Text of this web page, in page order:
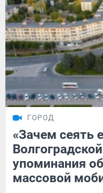
ГОРОД
«Зачем сеять
упоминания
массовой